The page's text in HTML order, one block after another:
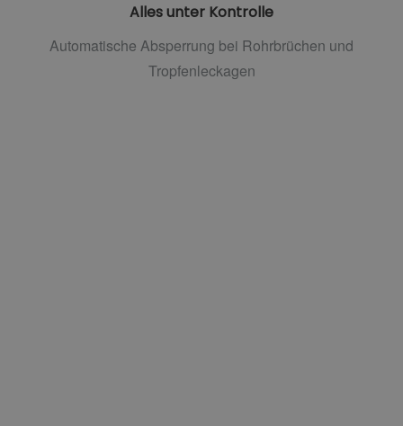
Alles unter Kontrolle
Automatische Absperrung bei Rohrbrüchen und
Tropfenleckagen